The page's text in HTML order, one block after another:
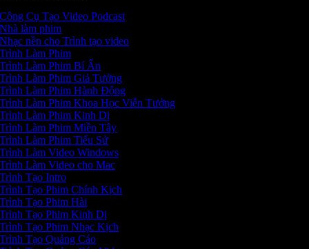
Cụ Tạo Video Podcast
làm phim
nền cho Trình tạo video
Làm Phim
Làm Phim Bí Ẩn
Làm Phim Giả Tưởng
Làm Phim Hành Động
Làm Phim Khoa Học Viễn Tưởng
Làm Phim Kinh Dị
Làm Phim Miền Tây
Làm Phim Tiểu Sử
Làm Video Windows
Làm Video cho Mac
Tạo Intro
Tạo Phim Chính Kịch
Tạo Phim Hài
Tạo Phim Kinh Dị
Tạo Phim Nhạc Kịch
Tạo Quảng Cáo